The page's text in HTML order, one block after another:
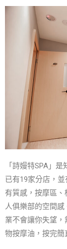
「詩嫚特SPA 」是
已有19家分店，並
有質感，按摩區
人俱樂部的空間
業不會讓你失望
物按摩油，按完簡